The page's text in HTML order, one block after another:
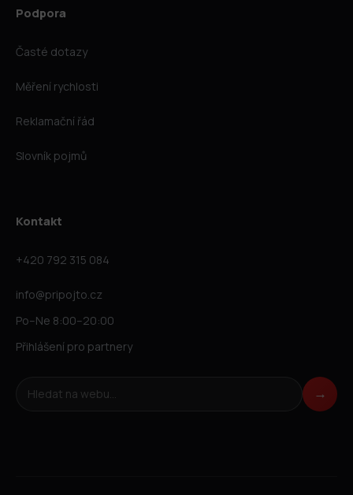
Podpora
Časté dotazy
Měření rychlosti
Reklamační řád
Slovník pojmů
Kontakt
+420 792 315 084
info@pripojto.cz
Po–Ne 8:00–20:00
Přihlášení pro partnery
Hledat na webu →